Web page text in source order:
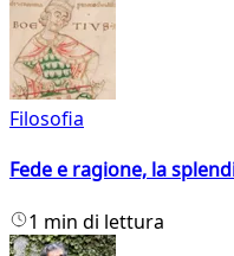
Filosofia
Fede e ragione, la
1 min di lettura